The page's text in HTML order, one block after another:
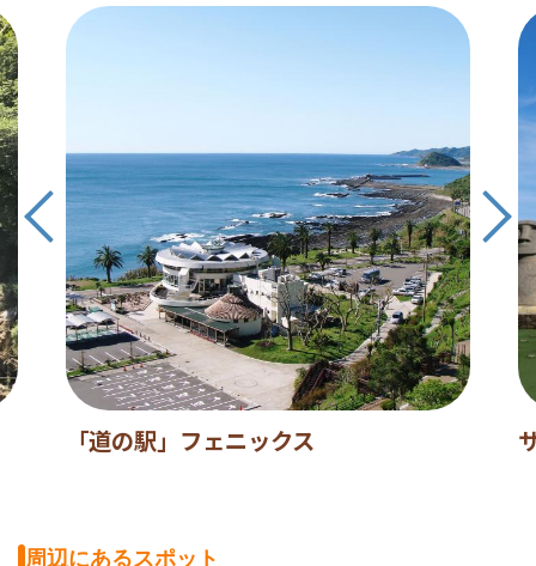
「道の駅」フェニックス
周辺にあるスポット